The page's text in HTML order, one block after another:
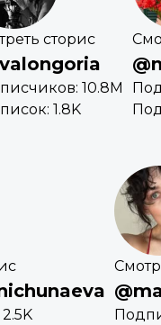
сторис
10.8M
1.8K